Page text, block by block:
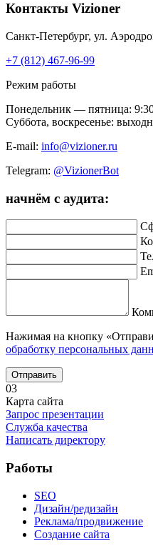
Контакты Vizioner
Санкт-Петербург, ул.
+7 (812) 467-96-99
Режим работы
Понедельник — пятница:
Суббота, воскресенье:
E-mail: info@vizioner.ru
Telegram: @VizionerBot
начнём с аудита:
Нажимая на кнопку
обработку персональных
Отправить
03
Карта сайта
Запрос презентации
Служба качества
Написать директору
Работы
SEO
Дизайн/редизайн
Реклама/продвижение
Создание сайта